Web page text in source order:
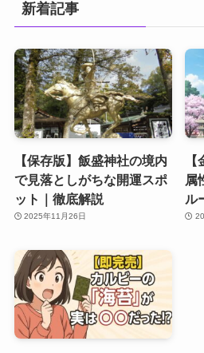
新着記事
【保存版】飯盛神社の境内
で見落としがちな開運スポ
ット｜徹底解説
2025年11月26日
属
ル